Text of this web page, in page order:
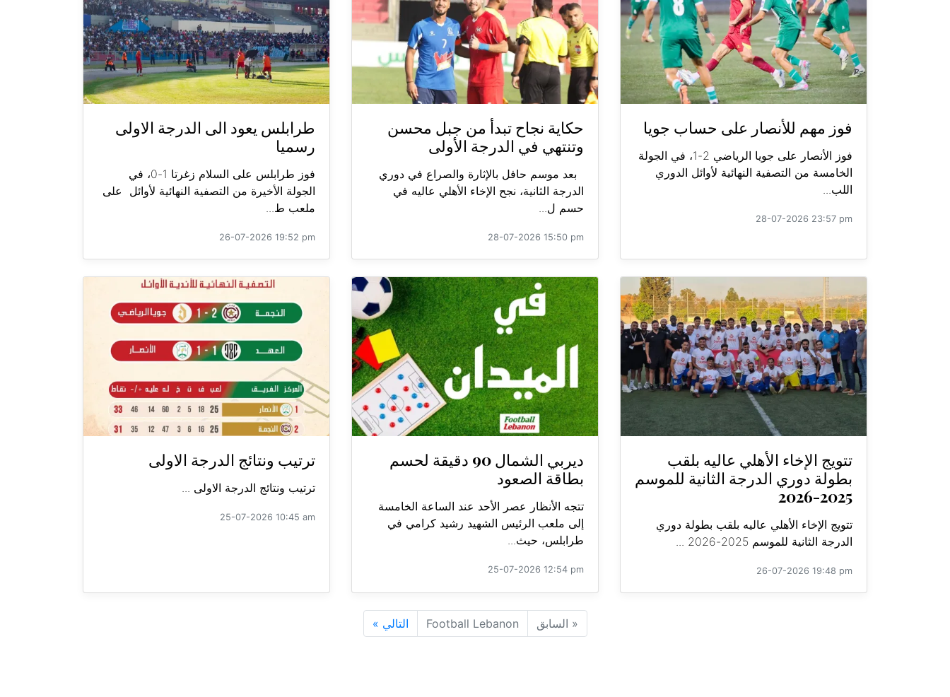
فوز مهم للأنصار على حساب جويا
فوز الأنصار على جويا الرياضي 2-1، في الجولة
الخامسة من التصفية النهائية لأوائل الدوري
اللب...
28-07-2026 23:57 pm
حكاية نجاح تبدأ من جبل محسن
وتنتهي في الدرجة الأولى
بعد موسم حافل بالإثارة والصراع في دوري
الدرجة الثانية، نجح الإخاء الأهلي عاليه في
حسم ل...
28-07-2026 15:50 pm
طرابلس يعود الى الدرجة الاولى
رسميا
فوز طرابلس على السلام زغرتا 1-0، في
الجولة الأخيرة من التصفية النهائية لأوائل على
ملعب ط...
26-07-2026 19:52 pm
تتويج الإخاء الأهلي عاليه بلقب
بطولة دوري الدرجة الثانية للموسم
2025-2026
تتويج الإخاء الأهلي عاليه بلقب بطولة دوري
الدرجة الثانية للموسم 2025-2026 ...
26-07-2026 19:48 pm
ديربي الشمال 90 دقيقة لحسم
بطاقة الصعود
تتجه الأنظار عصر الأحد عند الساعة الخامسة
إلى ملعب الرئيس الشهيد رشيد كرامي في
طرابلس، حيث...
25-07-2026 12:54 pm
ترتيب ونتائج الدرجة الاولى
ترتيب ونتائج الدرجة الاولى ...
25-07-2026 10:45 am
« السابق Football Lebanon التالي »